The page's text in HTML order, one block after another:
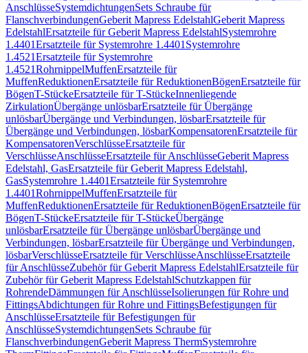
AnschlüsseSystemdichtungenSets Schraube für
FlanschverbindungenGeberit Mapress EdelstahlGeberit Mapress
EdelstahlErsatzteile für Geberit Mapress EdelstahlSystemrohre
1.4401Ersatzteile für Systemrohre 1.4401 Systemrohre
1.4521Ersatzteile für Systemrohre
1.4521RohrnippelMuffenErsatzteile für
MuffenReduktionenErsatzteile für ReduktionenBögenErsatzteile für
BögenT-StückeErsatzteile für T-StückeInnenliegende
ZirkulationÜbergänge unlösbarErsatzteile für Übergänge
unlösbarÜbergänge und Verbindungen, lösbarErsatzteile für
Übergänge und Verbindungen, lösbarKompensatorenErsatzteile für
KompensatorenVerschlüsseErsatzteile für
VerschlüsseAnschlüsseErsatzteile für AnschlüsseGeberit Mapress
Edelstahl, GasErsatzteile für Geberit Mapress Edelstahl,
GasSystemrohre 1.4401Ersatzteile für Systemrohre
1.4401RohrnippelMuffenErsatzteile für
MuffenReduktionenErsatzteile für ReduktionenBögenErsatzteile für
BögenT-StückeErsatzteile für T-StückeÜbergänge
unlösbarErsatzteile für Übergänge unlösbarÜbergänge und
Verbindungen, lösbarErsatzteile für Übergänge und Verbindungen,
lösbarVerschlüsseErsatzteile für VerschlüsseAnschlüsseErsatzteile
für AnschlüsseZubehör für Geberit Mapress EdelstahlErsatzteile für
Zubehör für Geberit Mapress EdelstahlSchutzkappen für
RohrendeDämmungen für AnschlüsseIsolierungen für Rohre und
FittingsAbdichtungen für Rohre und FittingsBefestigungen für
AnschlüsseErsatzteile für Befestigungen für
AnschlüsseSystemdichtungenSets Schraube für
FlanschverbindungenGeberit Mapress ThermSystemrohre